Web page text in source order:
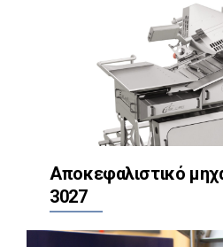
Αποκεφαλιστικό
3027